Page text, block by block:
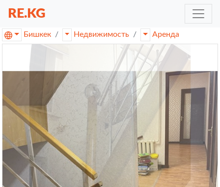
RE.KG
Бишкек Недвижимость Аренда